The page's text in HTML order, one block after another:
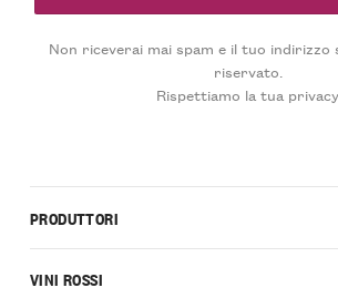
Non riceverai mai spam e il tuo indirizzo
riservato.
Rispettiamo la tua privacy.
PRODUTTORI
VINI ROSSI